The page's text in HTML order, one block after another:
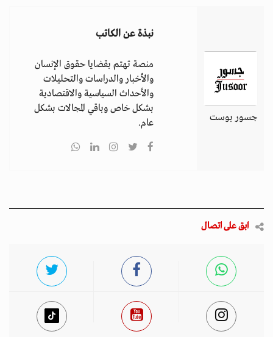
جسور بوست
نبذة عن الكاتب
منصة تهتم بقضايا حقوق الإنسان
والأخبار والدراسات والتحليلات
والأحداث السياسية والاقتصادية
بشكل خاص وباقي المجالات بشكل
عام.
ابق على اتصال